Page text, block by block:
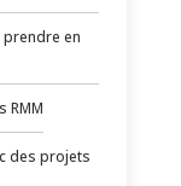
en
RMM
des projets